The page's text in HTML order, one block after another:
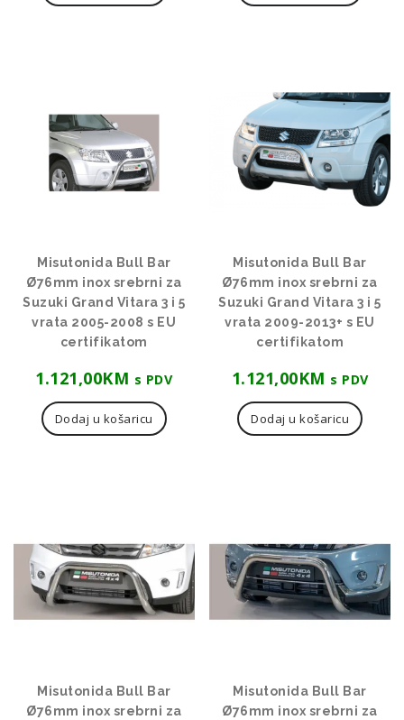
Misutonida Bull Bar
Ø76mm inox srebrni za
Suzuki Grand Vitara 3 i 5
vrata 2005-2008 s EU
certifikatom
1.121,00KM s PDV
Dodaj u košaricu
Misutonida Bull Bar
Ø76mm inox srebrni za
Suzuki Grand Vitara 3 i 5
vrata 2009-2013+ s EU
certifikatom
1.121,00KM s PDV
Dodaj u košaricu
Misutonida Bull Bar
Ø76mm inox srebrni za
Misutonida Bull Bar
Ø76mm inox srebrni za